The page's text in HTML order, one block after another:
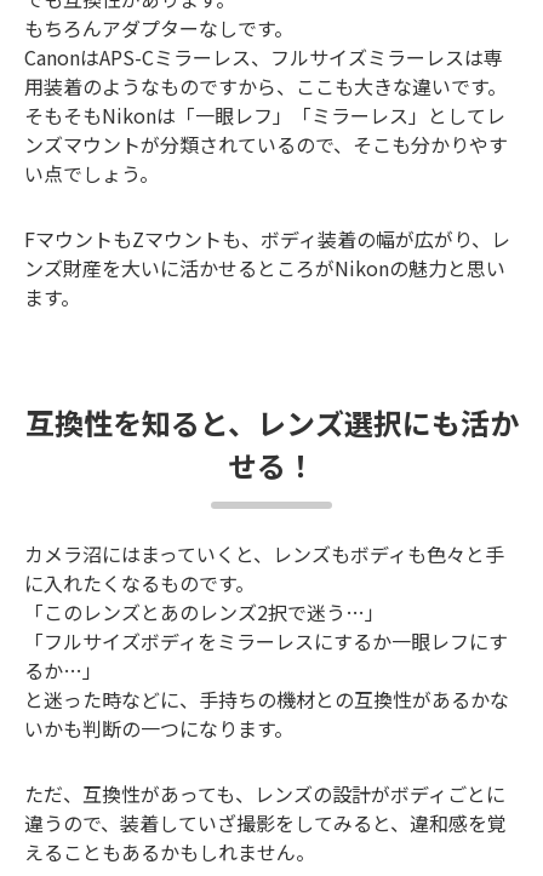
もちろんアダプターなしです。
CanonはAPS-Cミラーレス、フルサイズミラーレスは専
用装着のようなものですから、ここも大きな違いです。
そもそもNikonは「一眼レフ」「ミラーレス」としてレ
ンズマウントが分類されているので、そこも分かりやす
い点でしょう。
FマウントもZマウントも、ボディ装着の幅が広がり、レ
ンズ財産を大いに活かせるところがNikonの魅力と思い
ます。
互換性を知ると、レンズ選択にも活か
せる！
カメラ沼にはまっていくと、レンズもボディも色々と手
に入れたくなるものです。
「このレンズとあのレンズ2択で迷う…」
「フルサイズボディをミラーレスにするか一眼レフにす
るか…」
と迷った時などに、手持ちの機材との互換性があるかな
いかも判断の一つになります。
ただ、互換性があっても、レンズの設計がボディごとに
違うので、装着していざ撮影をしてみると、違和感を覚
えることもあるかもしれません。